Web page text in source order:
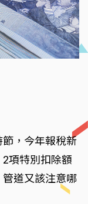
，今年報稅新
項特別扣除額
道又該注意哪